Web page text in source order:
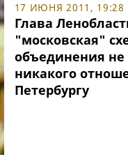
17 ИЮНЯ 2011, 19:28
Глава
"московская"
объединения
никакого
Петербургу